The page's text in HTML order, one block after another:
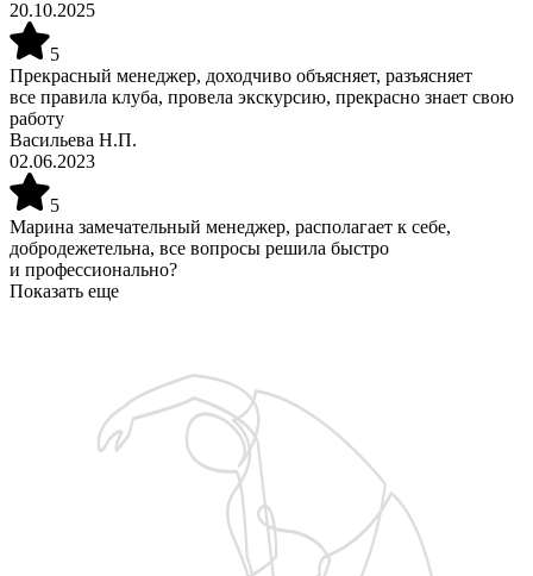
20.10.2025
5
Прекрасный менеджер, доходчиво объясняет, разъясняет
все правила клуба, провела экскурсию, прекрасно знает свою
работу
Васильева Н.П.
02.06.2023
5
Марина замечательный менеджер, располагает к себе,
добродежетельна, все вопросы решила быстро
и профессионально?
Показать еще